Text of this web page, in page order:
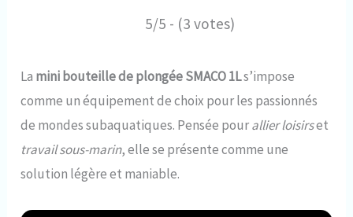
5/5 - (3 votes)
La mini bouteille de plongée SMACO 1Ls’impose
comme un équipement de choix pour les passionnés
de mondes subaquatiques. Pensée pourallier loisirset
travail sous-marin, elle se présente comme une
solution légère et maniable.